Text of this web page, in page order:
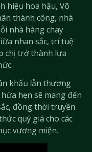
hiệu hoa hậu, Võ
thành công, nhà
nhà hàng chay
nhan sắc, trí tuệ
chị trở thành lựa
khấu lẫn thương
hẹn sẽ mang đến
đồng thời truyền
quý giá cho các
vương miện.